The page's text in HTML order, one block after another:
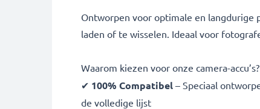
Ontworpen voor optimale en langdurige
laden of te wisselen. Ideaal voor
Waarom kiezen voor onze camera-accu’s?
✔ 100% Compatibel – Speciaal
de volledige lijst